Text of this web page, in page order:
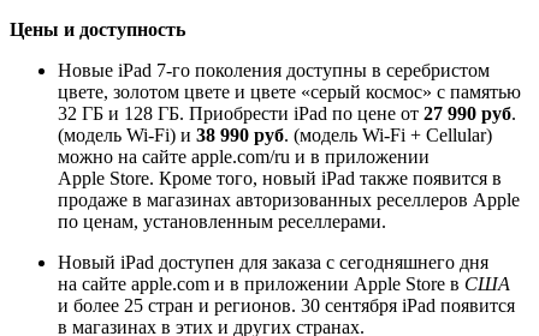
Цены и доступность
Новые iPad 7‑го поколения доступны в серебристом
цвете, золотом цвете и цвете «серый космос» с памятью
32 ГБ и 128 ГБ. Приобрести iPad по цене от 27 990 руб.
(модель Wi‑Fi) и 38 990 руб. (модель Wi-Fi + Cellular)
можно на сайте apple.com/ru и в приложении
Apple Store. Кроме того, новый iPad также появится в
продаже в магазинах авторизованных реселлеров Apple
по ценам, установленным реселлерами.
Новый iPad доступен для заказа с сегодняшнего дня
на сайте apple.com и в приложении Apple Store в США
и более 25 стран и регионов. 30 сентября iPad появится
в магазинах в этих и других странах.